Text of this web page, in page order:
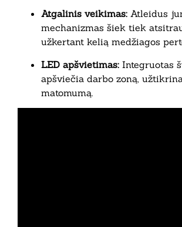
Atgalinis veikimas: Atleidus
mechanizmas šiek tiek
užkertant kelią medžiagos
LED apšvietimas: Integruotas
apšviečia darbo zoną,
matomumą.